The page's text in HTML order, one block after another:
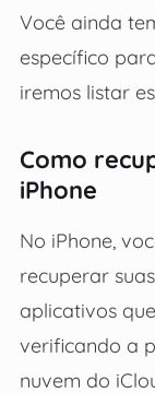
Você ainda
específico
iremos listar
Como
iPhone
No iPhone,
recuperar
aplicativos
verificando a
nuvem do